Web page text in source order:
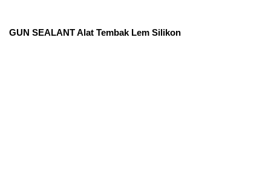
GUN SEALANT Alat Tembak Lem Silikon